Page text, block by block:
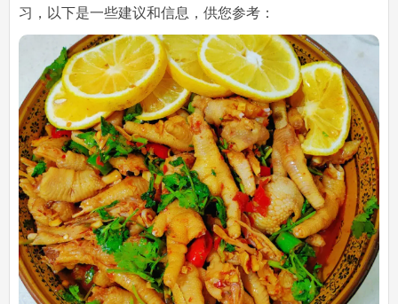
习，以下是一些建议和信息，供您参考：